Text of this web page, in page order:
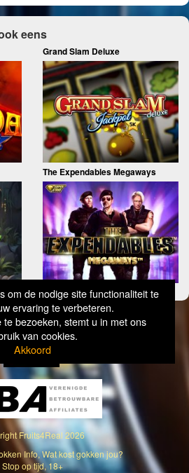
om de nodige site functionaliteit te
ervaring te verbeteren.
te bezoeken, stemt u in met ons
van cookies.
Akkoord
eens
Grand Slam Deluxe
The Expendables Megaways
Fruits4Real 2026
Info, Wat kost gokken jou?
Stop op tijd, 18+